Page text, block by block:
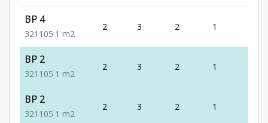
BP 4
321 105.1 m2
2 3 2 1
BP 2
321 105.1 m2
2 3 2 1
BP 2
321 105.1 m2
2 3 2 1